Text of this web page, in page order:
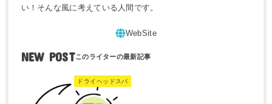
い！そんな風に考えている人間です。
NEW POST
ドライヘッドスパ